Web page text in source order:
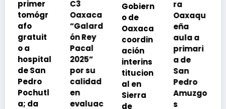
C3
Oaxaca
“Galard
ón Rey
Pacal
2025”
por su
calidad
en
evaluac
Gobiern
o de
Oaxaca
coordin
ación
interins
titucion
al en
Sierra
de
ra
Oaxaqu
eña
aula a
primari
a de
San
Pedro
Amuzgo
s
vacuna
rse de
neumoc
oco
para
preveni
r la
neumon
ía